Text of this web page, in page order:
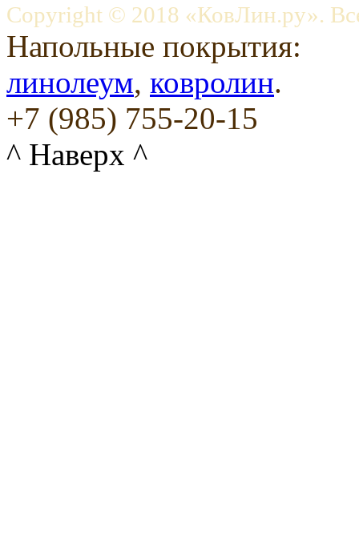
Copyright © 2018 «КовЛин.ру».
Напольные покрытия:
линолеум, ковролин.
+7 (985) 755-20-15
^ Наверх ^